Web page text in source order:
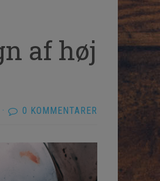
af høj
· 0 KOMMENTARER